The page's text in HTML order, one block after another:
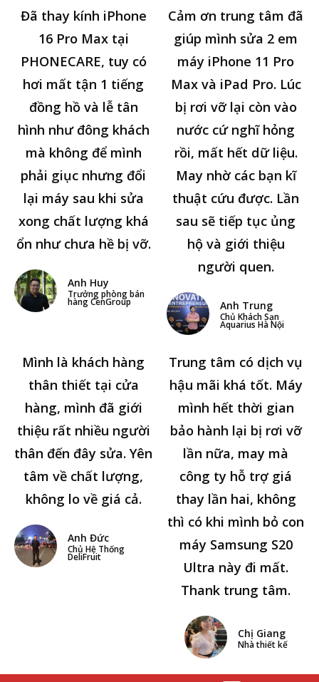
Đã thay kính iPhone
16 Pro Max tại
PHONECARE, tuy có
hơi mất tận 1 tiếng
đồng hồ và lễ tân
hình như đông khách
mà không để mình
phải giục nhưng đổi
lại máy sau khi sửa
xong chất lượng khá
ổn như chưa hề bị vỡ.
Anh Huy
Trưởng phòng bán
hàng CenGroup
Cảm ơn trung tâm đã
giúp mình sửa 2 em
máy iPhone 11 Pro
Max và iPad Pro. Lúc
bị rơi vỡ lại còn vào
nước cứ nghĩ hỏng
rồi, mất hết dữ liệu.
May nhờ các bạn kĩ
thuật cứu được. Lần
sau sẽ tiếp tục ủng
hộ và giới thiệu
người quen.
Anh Trung
Chủ Khách Sạn
Aquarius Hà Nội
Mình là khách hàng
thân thiết tại cửa
hàng, mình đã giới
thiệu rất nhiều người
thân đến đây sửa. Yên
tâm về chất lượng,
không lo về giá cả.
Anh Đức
Chủ Hệ Thống
DeliFruit
Trung tâm có dịch vụ
hậu mãi khá tốt. Máy
mình hết thời gian
bảo hành lại bị rơi vỡ
lần nữa, may mà
công ty hỗ trợ giá
thay lần hai, không
thì có khi mình bỏ con
máy Samsung S20
Ultra này đi mất.
Thank trung tâm.
Chị Giang
Nhà thiết kế